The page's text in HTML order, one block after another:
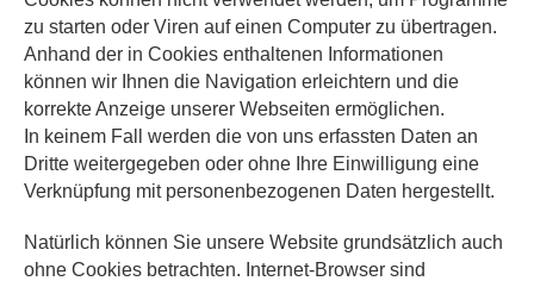
zu starten oder Viren auf einen Computer zu übertragen.
Anhand der in Cookies enthaltenen Informationen
können wir Ihnen die Navigation erleichtern und die
korrekte Anzeige unserer Webseiten ermöglichen.
In keinem Fall werden die von uns erfassten Daten an
Dritte weitergegeben oder ohne Ihre Einwilligung eine
Verknüpfung mit personenbezogenen Daten hergestellt.
Natürlich können Sie unsere Website grundsätzlich auch
ohne Cookies betrachten. Internet-Browser sind